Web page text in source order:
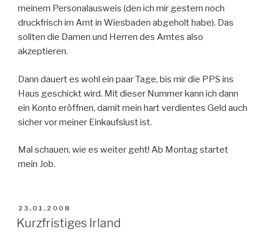
meinem Personalausweis (den ich mir gestern noch
druckfrisch im Amt in Wiesbaden abgeholt habe). Das
sollten die Damen und Herren des Amtes also
akzeptieren.
Dann dauert es wohl ein paar Tage, bis mir die PPS ins
Haus geschickt wird. Mit dieser Nummer kann ich dann
ein Konto eröffnen, damit mein hart verdientes Geld auch
sicher vor meiner Einkaufslust ist.
Mal schauen, wie es weiter geht! Ab Montag startet
mein Job.
POSTED
ON
23.01.2008
Kurzfristiges Irland